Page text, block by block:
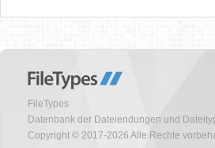
FileTypes
Datenbank der Dateiendungen und
Copyright © 2017-2026 Alle Rechte